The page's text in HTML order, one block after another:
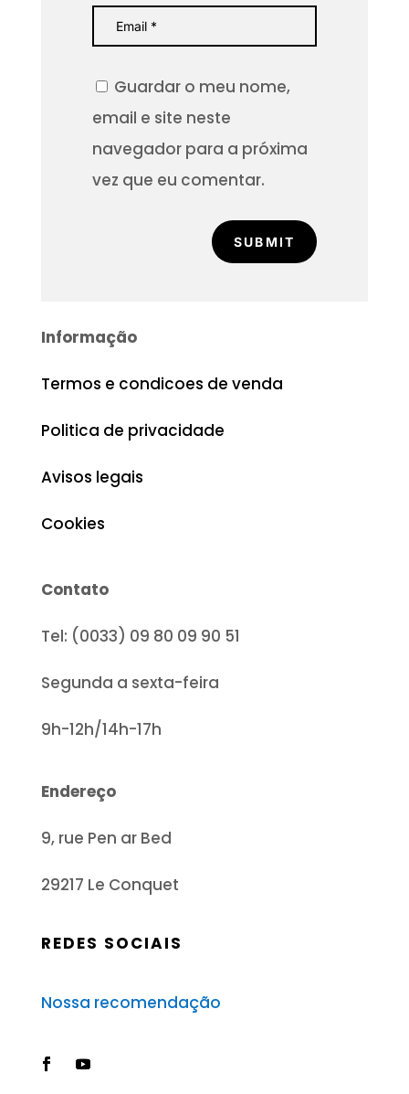
Guardar o meu nome,
email e site neste
navegador para a próxima
vez que eu comentar.
SUBMIT
Informação
Termos e condicoes de venda
Politica de privacidade
Avisos legais
Cookies
Contato
Tel: (0033) 09 80 09 90 51
Segunda a sexta-feira
9h-12h/14h-17h
Endereço
9, rue Pen ar Bed
29217 Le Conquet
REDES SOCIAIS
Nossa recomendação